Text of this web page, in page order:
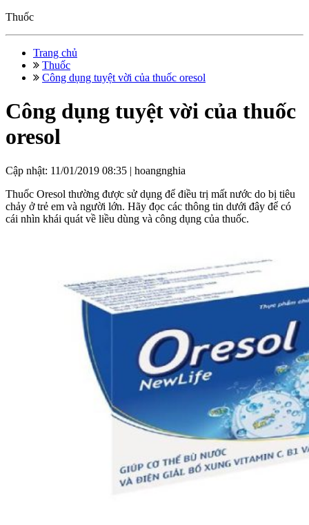
Thuốc
Trang chủ
Thuốc
Công dụng tuyệt vời của thuốc oresol
Công dụng tuyệt vời của thuốc
oresol
Cập nhật: 11/01/2019 08:35 | hoangnghia
Thuốc Oresol thường được sử dụng để điều trị mất nước do bị tiêu
chảy ở trẻ em và người lớn. Hãy đọc các thông tin dưới đây để có
cái nhìn khái quát về liều dùng và công dụng của thuốc.